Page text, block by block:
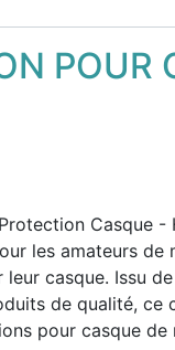
POUR
Casque -
les amateurs de
casque. Issu
de qualité,
pour casque de